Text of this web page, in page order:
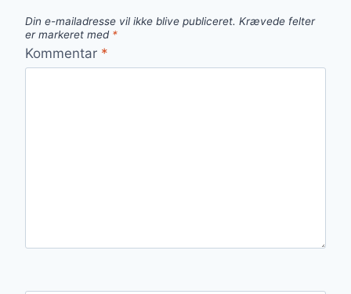
Din e-mailadresse vil ikke blive publiceret. Krævede felter
er markeret med *
Kommentar *